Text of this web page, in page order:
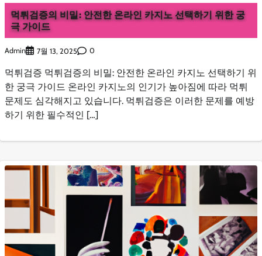
먹튀검증의 비밀: 안전한 온라인 카지노 선택하기 위한 궁
극 가이드
Admin 7월 13, 2025 0
먹튀검증 먹튀검증의 비밀: 안전한 온라인 카지노 선택하기 위
한 궁극 가이드 온라인 카지노의 인기가 높아짐에 따라 먹튀
문제도 심각해지고 있습니다. 먹튀검증은 이러한 문제를 예방
하기 위한 필수적인 […]